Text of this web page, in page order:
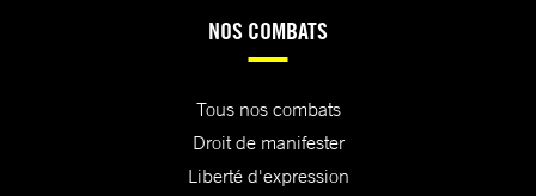
NOS COMBATS
Tous nos combats
Droit de manifester
Liberté d'expression